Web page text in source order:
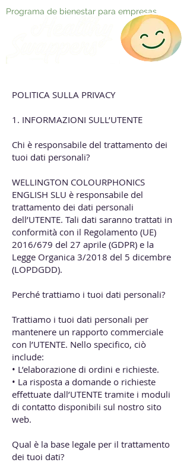
Programa de bienestar para empresas
POLITICA SULLA PRIVACY
1. INFORMAZIONI SULL’UTENTE
Chi è responsabile del trattamento dei
tuoi dati personali?
WELLINGTON COLOURPHONICS
ENGLISH SLU è responsabile del
trattamento dei dati personali
dell’UTENTE. Tali dati saranno trattati in
conformità con il Regolamento (UE)
2016/679 del 27 aprile (GDPR) e la
Legge Organica 3/2018 del 5 dicembre
(LOPDGDD).
Perché trattiamo i tuoi dati personali?
Trattiamo i tuoi dati personali per
mantenere un rapporto commerciale
con l’UTENTE. Nello specifico, ciò
include:
• L’elaborazione di ordini e richieste.
• La risposta a domande o richieste
effettuate dall’UTENTE tramite i moduli
di contatto disponibili sul nostro sito
web.
Qual è la base legale per il trattamento
dei tuoi dati?